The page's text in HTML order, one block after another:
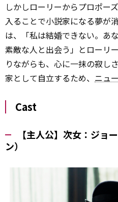
しかしローリーからプロポー
入ることで小説家になる夢が
は、「私は結婚できない。あ
素敵な人と出会う」とローリ
りながらも、心に一抹の寂し
家として自立するため、 ニュ
Cast
【主人公】次女：ジョ
ン）